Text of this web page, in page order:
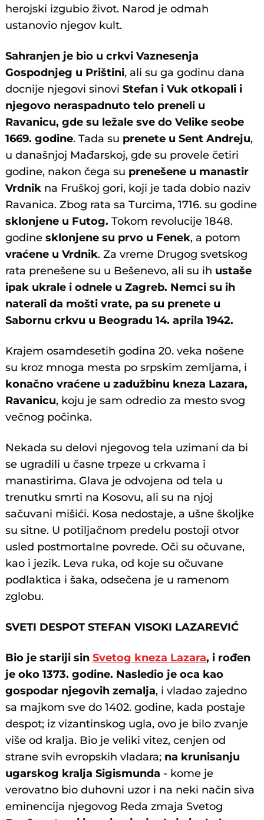
herojski izgubio život. Narod je odmah
ustanovio njegov kult.
Sahranjen je bio u crkvi Vaznesenja
Gospodnjeg u Prištini, ali su ga godinu dana
docnije njegovi sinoviStefan i Vuk otkopali i
njegovo neraspadnuto telo preneli u
Ravanicu, gde su ležale sve do Velike seobe
1669. godine. Tada su prenete u Sent Andreju,
u današnjoj Mađarskoj, gde su provele četiri
godine, nakon čega su prenešene u manastir
Vrdnik na Fruškoj gori, koji je tada dobio naziv
Ravanica. Zbog rata sa Turcima, 1716. su godine
sklonjene u Futog. Tokom revolucije 1848.
godine sklonjene su prvo u Fenek, a potom
vraćene u Vrdnik. Za vreme Drugog svetskog
rata prenešene su u Bešenevo, ali su ih ustaše
ipak ukrale i odnele u Zagreb. Nemci su ih
naterali da mošti vrate, pa su prenete u
Sabornu crkvu u Beogradu 14. aprila 1942.
Krajem osamdesetih godina 20. veka nošene
su kroz mnoga mesta po srpskim zemljama, i
konačno vraćene u zadužbinu kneza Lazara,
Ravanicu, koju je sam odredio za mesto svog
večnog počinka.
Nekada su delovi njegovog tela uzimani da bi
se ugradili u časne trpeze u crkvama i
manastirima. Glava je odvojena od tela u
trenutku smrti na Kosovu, ali su na njoj
sačuvani mišići. Kosa nedostaje, a ušne školjke
su sitne. U potiljačnom predelu postoji otvor
usled postmortalne povrede. Oči su očuvane,
kao i jezik. Leva ruka, od koje su očuvane
podlaktica i šaka, odsečena je u ramenom
zglobu.
SVETI DESPOT STEFAN VISOKI LAZAREVIĆ
Bio je stariji sinSvetog kneza Lazara, i rođen
je oko 1373. godine. Nasledio je oca kao
gospodar njegovih zemalja, i vladao zajedno
sa majkom sve do 1402. godine, kada postaje
despot; iz vizantinskog ugla, ovo je bilo zvanje
više od kralja. Bio je veliki vitez, cenjen od
strane svih evropskih vladara; na krunisanju
ugarskog kralja Sigismunda - kome je
verovatno bio duhovni uzor i na neki način siva
eminencija njegovog Reda zmaja Svetog